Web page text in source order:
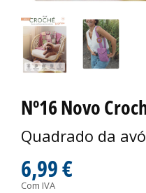
Nº16 Novo
Quadrado da
6,99 €
Com IVA